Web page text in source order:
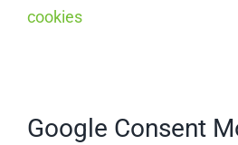
cookies
Google Consent